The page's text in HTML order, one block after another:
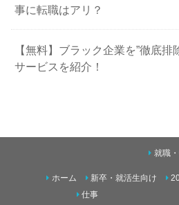
事に転職はアリ？
【無料】ブラック企業を”徹底
サービスを紹介！
ホーム
就職
新卒・就活生向け
仕事